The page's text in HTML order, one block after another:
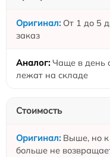
От 1 до 5
заказ
Чаще в день
лежат на складе
Стоимость
Выше, но к
больше не